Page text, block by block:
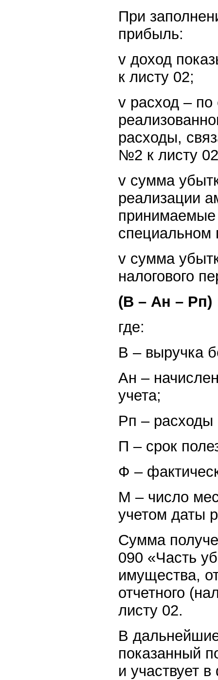
При
прибыль:
v доход
к листу 02;
v расход – по
расходы,
№2 к листу
v сумма
реализации
принимаемые
специальном
v сумма
налогового
(В – Ан –
где:
В – выручка
Ан –
учета;
Рп – расходы
П – срок
Ф –
М – число
учетом даты
Сумма
090 «Часть
имущества,
отчетного
листу 02.
В
показанный
и участвует